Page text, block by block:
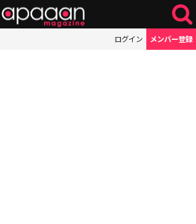
ログイン メンバー登録